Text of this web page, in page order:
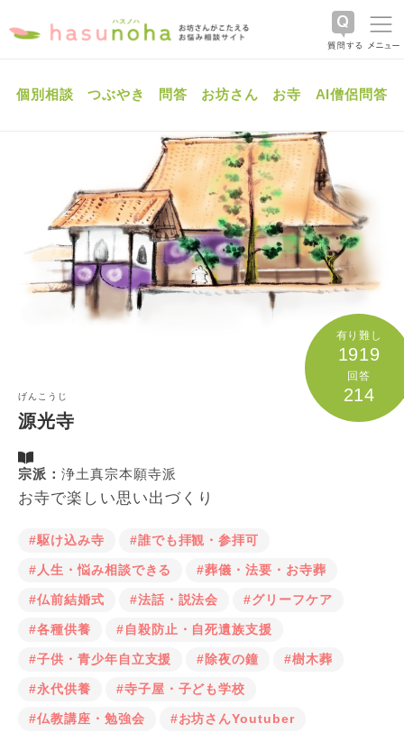
個別相談 つぶやき 問答 お坊さん お寺 AI僧侶問答
有り難し
1919
回答
214
げんこうじ
源光寺
宗派： 浄土真宗本願寺派
お寺で楽しい思い出づくり
#駆け込み寺 #誰でも拝観・参拝可
#人生・悩み相談できる #葬儀・法要・お寺葬
#仏前結婚式 #法話・説法会 #グリーフケア
#各種供養 #自殺防止・自死遺族支援
#子供・青少年自立支援 #除夜の鐘 #樹木葬
#永代供養 #寺子屋・子ども学校
#仏教講座・勉強会 #お坊さんYoutuber